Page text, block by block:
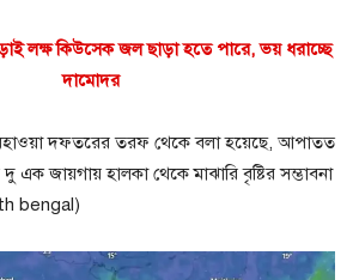
লক্ষ কিউসেক জল ছাড়া হতে পারে, ভয় ধরাচ্ছে
দামোদর
দফতরের তরফ থেকে বলা হয়েছে, আপাতত
দু এক জায়গায় হালকা থেকে মাঝারি বৃষ্টির সম্ভাবনা
bengal)